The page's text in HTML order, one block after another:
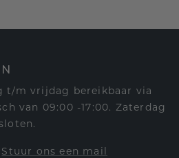
t/m vrijdag bereikbaar via
van 09:00 -17:00. Zaterdag
Stuur ons een mail